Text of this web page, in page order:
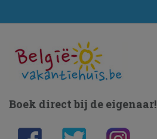
Boek direct bij de eigenaar!